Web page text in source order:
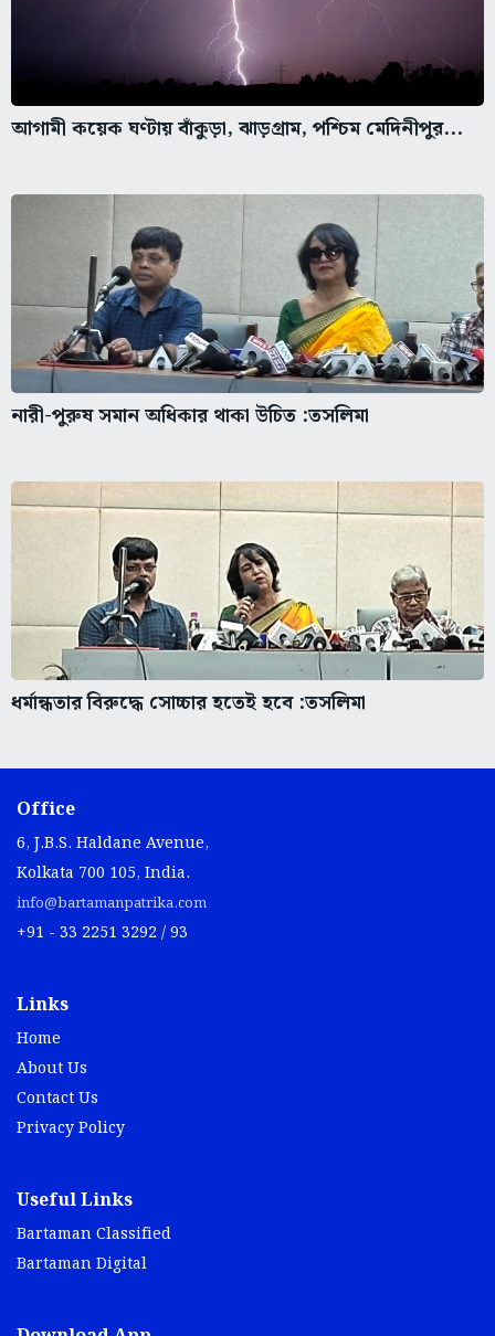
আগামী কয়েক ঘণ্টায় বাঁকুড়া, ঝাড়গ্রাম, পশ্চিম মেদিনীপুর...
নারী-পুরুষ সমান অধিকার থাকা উচিত :তসলিমা
ধর্মান্ধতার বিরুদ্ধে সোচ্চার হতেই হবে :তসলিমা
Office
6, J.B.S. Haldane Avenue,
Kolkata 700 105, India.
info@bartamanpatrika.com
+91 - 33 2251 3292 / 93
Links
Home
About Us
Contact Us
Privacy Policy
Useful Links
Bartaman Classified
Bartaman Digital